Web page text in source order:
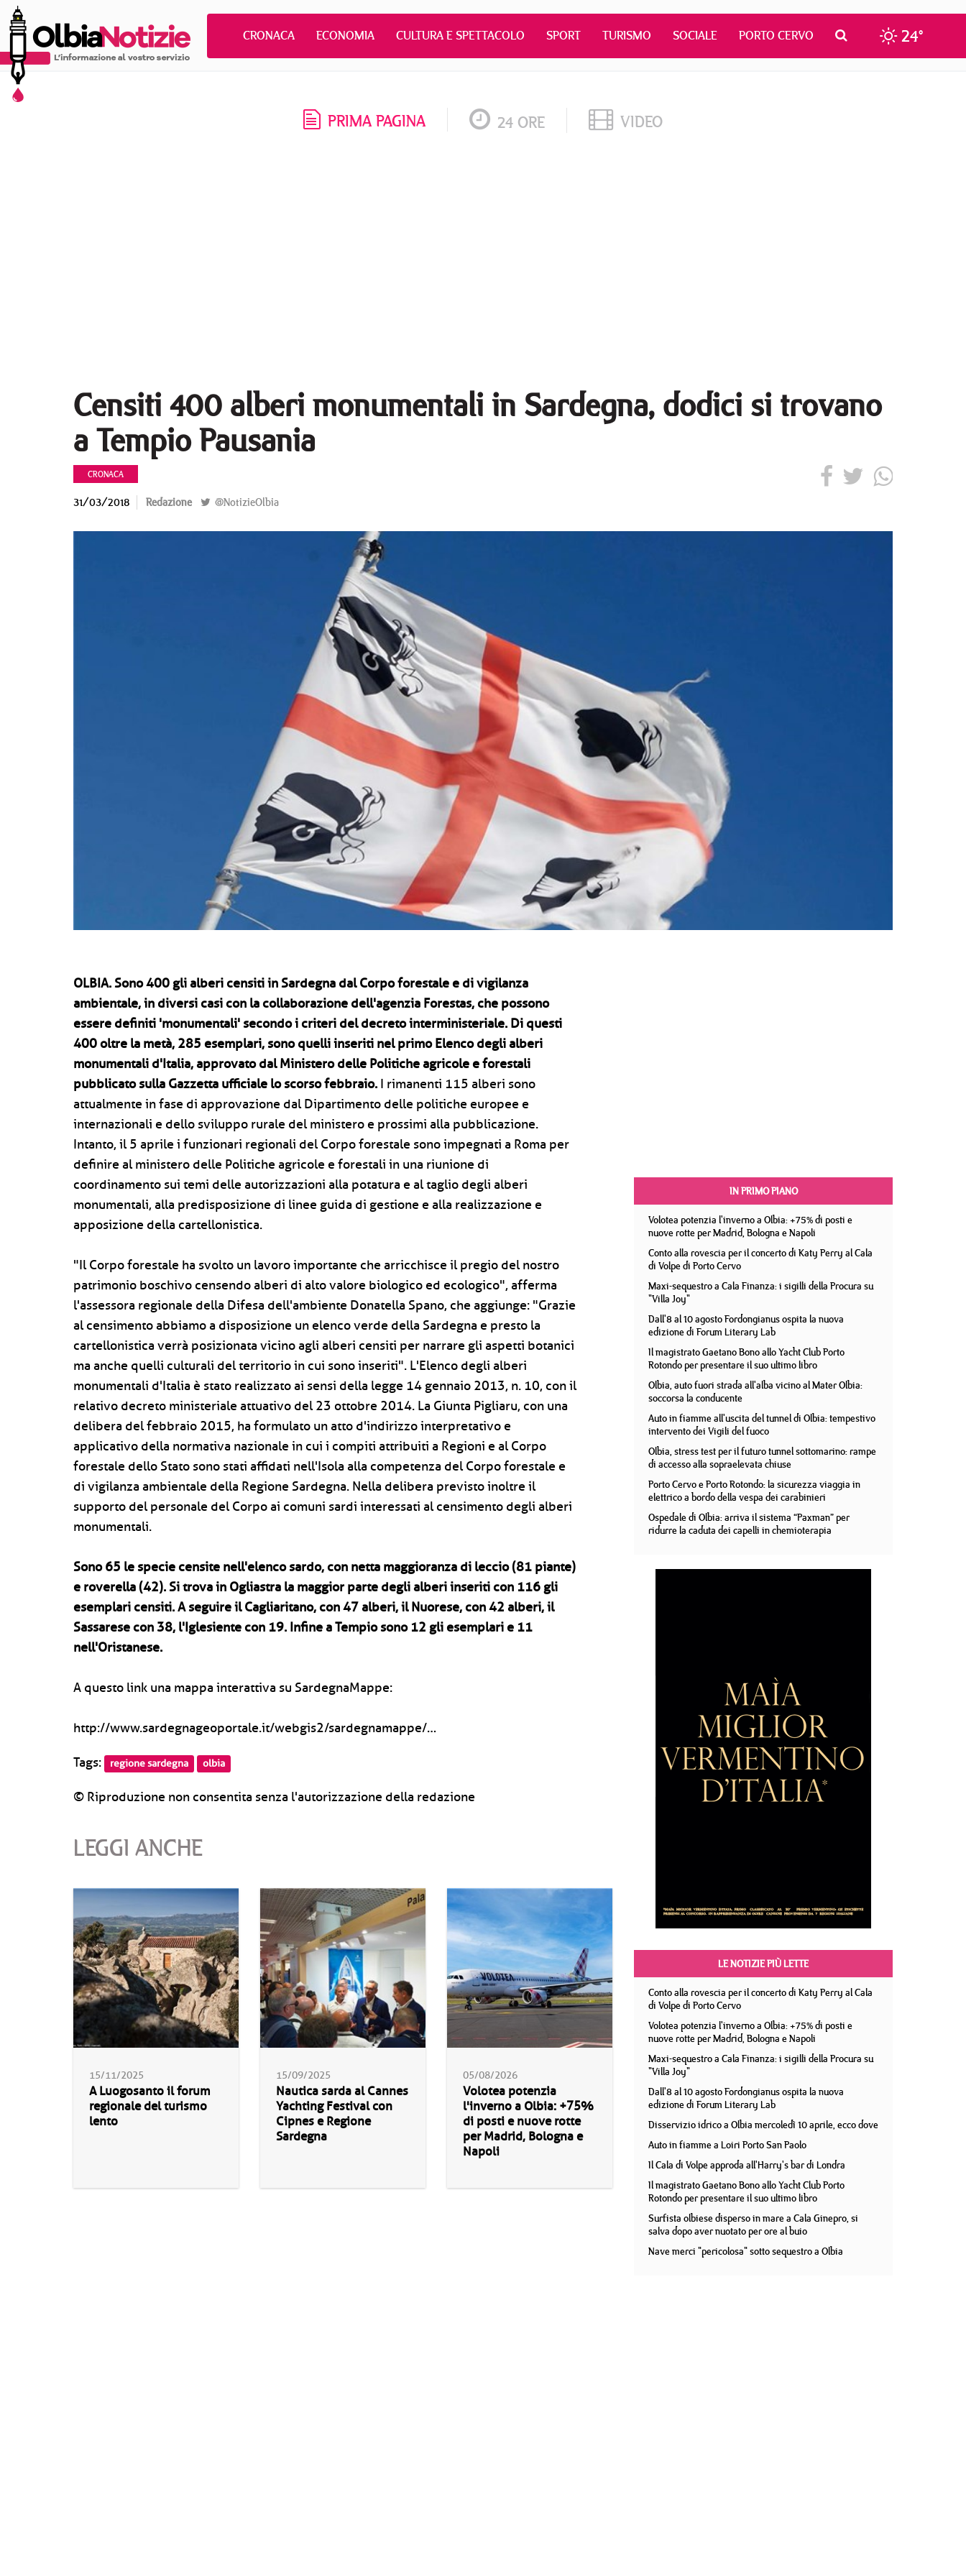
CRONACA ECONOMIA CULTURA E SPETTACOLO SPORT TURISMO SOCIALE PORTO CERVO 24°
PRIMA PAGINA 24 ORE VIDEO
Censiti 400 alberi monumentali in Sardegna, dodici si trovano
a Tempio Pausania
CRONACA
31/03/2018 Redazione @NotizieOlbia
OLBIA. Sono 400 gli alberi censiti in Sardegna dal Corpo forestale e di vigilanza
ambientale, in diversi casi con la collaborazione dell'agenzia Forestas, che possono
essere definiti 'monumentali' secondo i criteri del decreto interministeriale. Di questi
400 oltre la metà, 285 esemplari, sono quelli inseriti nel primo Elenco degli alberi
monumentali d'Italia, approvato dal Ministero delle Politiche agricole e forestali
pubblicato sulla Gazzetta ufficiale lo scorso febbraio. I rimanenti 115 alberi sono
attualmente in fase di approvazione dal Dipartimento delle politiche europee e
internazionali e dello sviluppo rurale del ministero e prossimi alla pubblicazione.
Intanto, il 5 aprile i funzionari regionali del Corpo forestale sono impegnati a Roma per
definire al ministero delle Politiche agricole e forestali in una riunione di
coordinamento sui temi delle autorizzazioni alla potatura e al taglio degli alberi
monumentali, alla predisposizione di linee guida di gestione e alla realizzazione e
apposizione della cartellonistica.
"Il Corpo forestale ha svolto un lavoro importante che arricchisce il pregio del nostro
patrimonio boschivo censendo alberi di alto valore biologico ed ecologico", afferma
l'assessora regionale della Difesa dell'ambiente Donatella Spano, che aggiunge: "Grazie
al censimento abbiamo a disposizione un elenco verde della Sardegna e presto la
cartellonistica verrà posizionata vicino agli alberi censiti per narrare gli aspetti botanici
ma anche quelli culturali del territorio in cui sono inseriti". L'Elenco degli alberi
monumentali d'Italia è stato realizzato ai sensi della legge 14 gennaio 2013, n. 10, con il
relativo decreto ministeriale attuativo del 23 ottobre 2014. La Giunta Pigliaru, con una
delibera del febbraio 2015, ha formulato un atto d'indirizzo interpretativo e
applicativo della normativa nazionale in cui i compiti attribuiti a Regioni e al Corpo
forestale dello Stato sono stati affidati nell'Isola alla competenza del Corpo forestale e
di vigilanza ambientale della Regione Sardegna. Nella delibera previsto inoltre il
supporto del personale del Corpo ai comuni sardi interessati al censimento degli alberi
monumentali.
Sono 65 le specie censite nell'elenco sardo, con netta maggioranza di leccio (81 piante)
e roverella (42). Si trova in Ogliastra la maggior parte degli alberi inseriti con 116 gli
esemplari censiti. A seguire il Cagliaritano, con 47 alberi, il Nuorese, con 42 alberi, il
Sassarese con 38, l'Iglesiente con 19. Infine a Tempio sono 12 gli esemplari e 11
nell'Oristanese.
A questo link una mappa interattiva su SardegnaMappe:
http://www.sardegnageoportale.it/webgis2/sardegnamappe/…
Tags: regione sardegna olbia
© Riproduzione non consentita senza l'autorizzazione della redazione
LEGGI ANCHE
15/11/2025
A Luogosanto il forum
regionale del turismo
lento
15/09/2025
Nautica sarda al Cannes
Yachting Festival con
Cipnes e Regione
Sardegna
05/08/2026
Volotea potenzia
l'inverno a Olbia: +75%
di posti e nuove rotte
per Madrid, Bologna e
Napoli
IN PRIMO PIANO
Volotea potenzia l'inverno a Olbia: +75% di posti e
nuove rotte per Madrid, Bologna e Napoli
Conto alla rovescia per il concerto di Katy Perry al Cala
di Volpe di Porto Cervo
Maxi-sequestro a Cala Finanza: i sigilli della Procura su
"Villa Joy"
Dall'8 al 10 agosto Fordongianus ospita la nuova
edizione di Forum Literary Lab
Il magistrato Gaetano Bono allo Yacht Club Porto
Rotondo per presentare il suo ultimo libro
Olbia, auto fuori strada all'alba vicino al Mater Olbia:
soccorsa la conducente
Auto in fiamme all'uscita del tunnel di Olbia: tempestivo
intervento dei Vigili del fuoco
Olbia, stress test per il futuro tunnel sottomarino: rampe
di accesso alla sopraelevata chiuse
Porto Cervo e Porto Rotondo: la sicurezza viaggia in
elettrico a bordo della vespa dei carabinieri
Ospedale di Olbia: arriva il sistema “Paxman” per
ridurre la caduta dei capelli in chemioterapia
LE NOTIZIE PIÙ LETTE
Conto alla rovescia per il concerto di Katy Perry al Cala
di Volpe di Porto Cervo
Volotea potenzia l'inverno a Olbia: +75% di posti e
nuove rotte per Madrid, Bologna e Napoli
Maxi-sequestro a Cala Finanza: i sigilli della Procura su
"Villa Joy"
Dall'8 al 10 agosto Fordongianus ospita la nuova
edizione di Forum Literary Lab
Disservizio idrico a Olbia mercoledì 10 aprile, ecco dove
Auto in fiamme a Loiri Porto San Paolo
Il Cala di Volpe approda all'Harry's bar di Londra
Il magistrato Gaetano Bono allo Yacht Club Porto
Rotondo per presentare il suo ultimo libro
Surfista olbiese disperso in mare a Cala Ginepro, si
salva dopo aver nuotato per ore al buio
Nave merci "pericolosa" sotto sequestro a Olbia